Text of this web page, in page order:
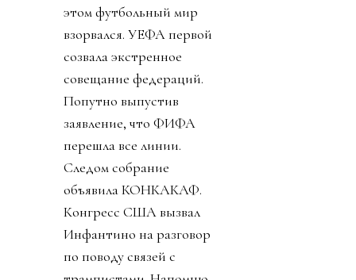
этом футбольный мир
взорвался. УЕФА первой
созвала экстренное
совещание федераций.
Попутно выпустив
заявление, что ФИФА
перешла все линии.
Следом собрание
объявила КОНКАКАФ.
Конгресс США вызвал
Инфантино на разговор
по поводу связей с